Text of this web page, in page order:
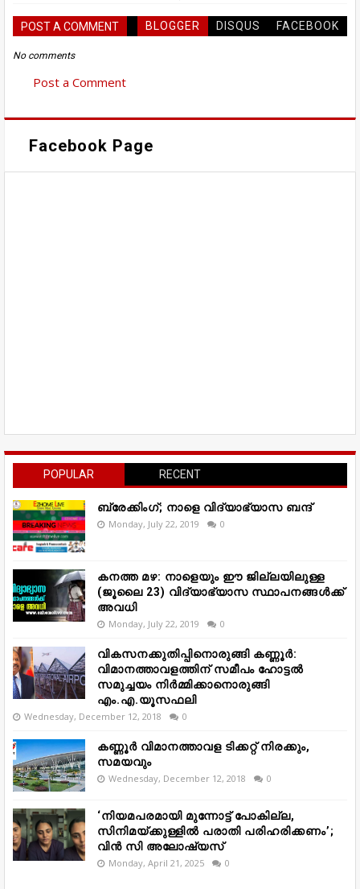
POST A COMMENT BLOGGER DISQUS FACEBOOK
No comments
Post a Comment
Facebook Page
POPULAR RECENT
ബ്രേക്കിംഗ്; നാളെ വിദ്യാഭ്യാസ ബന്ദ്
Monday, July 22, 2019 0
കനത്ത മഴ: നാളെയും ഈ ജില്ലയിലുള്ള
(ജൂലൈ 23) വിദ്യാഭ്യാസ സ്ഥാപനങ്ങൾക്ക്
അവധി
Monday, July 22, 2019 0
വികസനക്കുതിപ്പിനൊരുങ്ങി കണ്ണൂർ:
വിമാനത്താവളത്തിന് സമീപം ഹോട്ടൽ
സമുച്ചയം നിർമ്മിക്കാനൊരുങ്ങി
എം.എ.യൂസഫലി
Wednesday, December 12, 2018 0
കണ്ണൂർ വിമാനത്താവള ടിക്കറ്റ് നിരക്കും,
സമയവും
Wednesday, December 12, 2018 0
‘നിയമപരമായി മുന്നോട്ട് പോകില്ല,
സിനിമയ്ക്കുള്ളിൽ പരാതി പരിഹരിക്കണം’;
വിൻ സി അലോഷ്യസ്
Monday, April 21, 2025 0